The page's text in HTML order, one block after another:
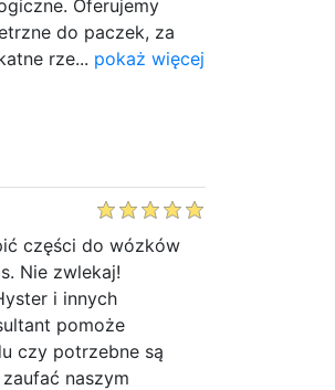
Oferujemy
do paczek, za
rze... pokaż więcej
części do wózków
Nie zwlekaj!
i innych
pomoże
czy potrzebne są
naszym